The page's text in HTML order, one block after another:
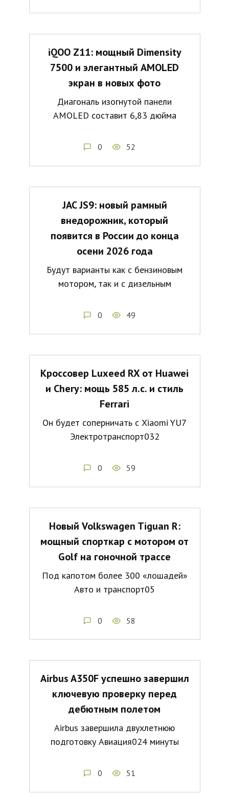
iQOO Z11: мощный Dimensity
7500 и элегантный AMOLED
экран в новых фото
Диагональ изогнутой панели
AMOLED составит 6,83 дюйма
0 52
JAC JS9: новый рамный
внедорожник, который
появится в России до конца
осени 2026 года
Будут варианты как с бензиновым
мотором, так и с дизельным
0 49
Кроссовер Luxeed RX от Huawei
и Chery: мощь 585 л.с. и стиль
Ferrari
Он будет соперничать с Xiaomi YU7
Электротранспорт032
0 59
Новый Volkswagen Tiguan R:
мощный спорткар с мотором от
Golf на гоночной трассе
Под капотом более 300 «лошадей»
Авто и транспорт05
0 58
Airbus A350F успешно завершил
ключевую проверку перед
дебютным полетом
Airbus завершила двухлетнюю
подготовку Авиация024 минуты
0 51